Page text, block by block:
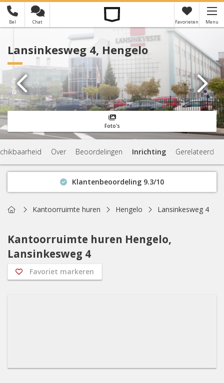
Bel Chat Favorieten Menu
Je hebt nog geen favorieten
Lansinkesweg 4, Hengelo
Foto's
Over Beoordelingen Inrichting Gerelateerd
Klantenbeoordeling 9.3/10
Actuele beschikbaarheid
HomeKantoorruimte huren Hengelo Lansinkesweg 4
Kantoorruimte huren Hengelo,
Lansinkesweg 4
Favoriet markeren